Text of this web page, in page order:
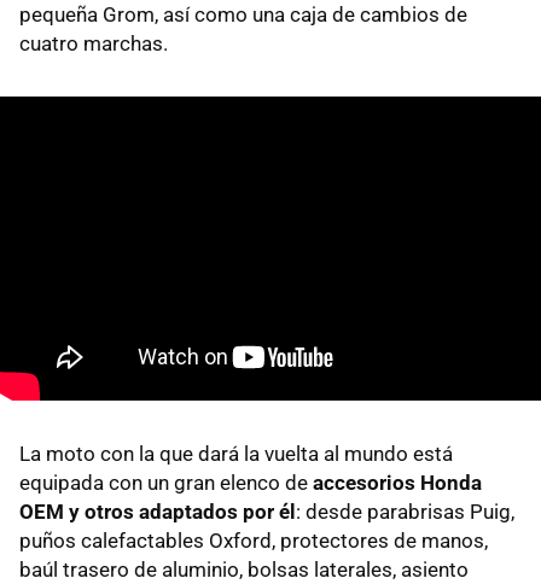
pequeña Grom, así como una caja de cambios de
cuatro marchas.
La moto con la que dará la vuelta al mundo está
equipada con un gran elenco de accesorios Honda
OEM y otros adaptados por él: desde parabrisas Puig,
puños calefactables Oxford, protectores de manos,
baúl trasero de aluminio, bolsas laterales, asiento